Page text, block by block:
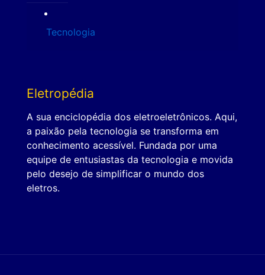
Tecnologia
Eletropédia
A sua enciclopédia dos eletroeletrônicos. Aqui,
a paixão pela tecnologia se transforma em
conhecimento acessível. Fundada por uma
equipe de entusiastas da tecnologia e movida
pelo desejo de simplificar o mundo dos
eletros.